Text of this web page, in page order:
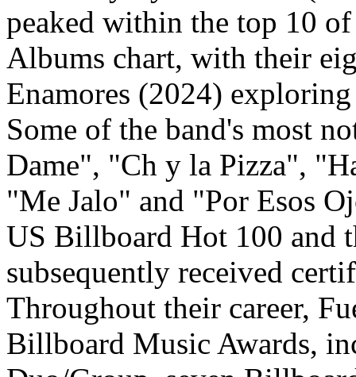
peaked within the top 10
Albums chart, with their
Enamores (2024)
Some of the band's most
Dame", "Ch y la Pizza",
"Me Jalo" and "Por Esos
US Billboard Hot 100 and
subsequently received
Throughout their career,
Billboard Music Awards,